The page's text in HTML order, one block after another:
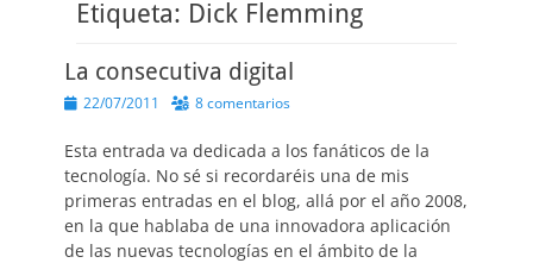
Etiqueta: Dick Flemming
La consecutiva digital
Publicado
22/07/2011 8 comentarios
Esta entrada va dedicada a los fanáticos de la
tecnología. No sé si recordaréis una de mis
primeras entradas en el blog, allá por el año 2008,
en la que hablaba de una innovadora aplicación
de las nuevas tecnologías en el ámbito de la